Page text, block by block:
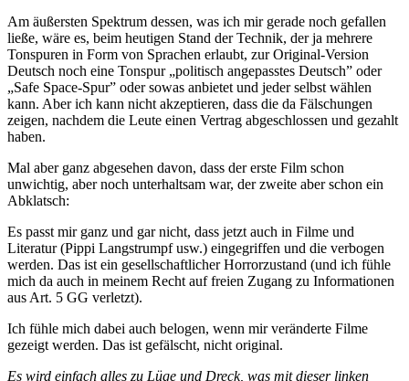
Am äußersten Spektrum dessen, was ich mir gerade noch gefallen
ließe, wäre es, beim heutigen Stand der Technik, der ja mehrere
Tonspuren in Form von Sprachen erlaubt, zur Original-Version
Deutsch noch eine Tonspur „politisch angepasstes Deutsch” oder
„Safe Space-Spur” oder sowas anbietet und jeder selbst wählen
kann. Aber ich kann nicht akzeptieren, dass die da Fälschungen
zeigen, nachdem die Leute einen Vertrag abgeschlossen und gezahlt
haben.
Mal aber ganz abgesehen davon, dass der erste Film schon
unwichtig, aber noch unterhaltsam war, der zweite aber schon ein
Abklatsch:
Es passt mir ganz und gar nicht, dass jetzt auch in Filme und
Literatur (Pippi Langstrumpf usw.) eingegriffen und die verbogen
werden. Das ist ein gesellschaftlicher Horrorzustand (und ich fühle
mich da auch in meinem Recht auf freien Zugang zu Informationen
aus Art. 5 GG verletzt).
Ich fühle mich dabei auch belogen, wenn mir veränderte Filme
gezeigt werden. Das ist gefälscht, nicht original.
Es wird einfach alles zu Lüge und Dreck, was mit dieser linken